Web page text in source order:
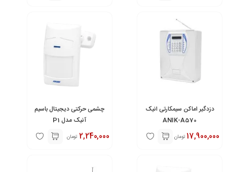
دزدگیر اماکن سیمکارتی انیک
ANIK-A570
17,900,000 تومان
چشمی حرکتی دیجیتال باسیم
آنیک مدل P1
2,240,000 تومان